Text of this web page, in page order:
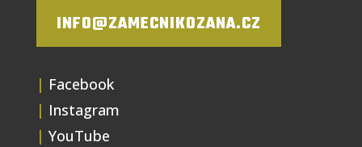
INFO@ZAMECNIKOZANA.CZ
| Facebook
| Instagram
| YouTube